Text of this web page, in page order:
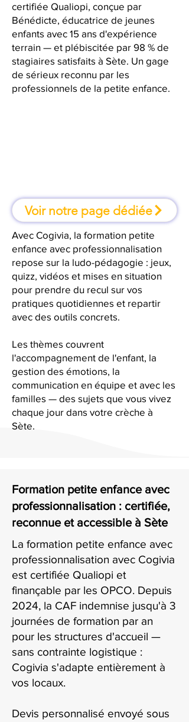
certifiée Qualiopi, conçue par
Bénédicte, éducatrice de jeunes
enfants avec 15 ans d'expérience
terrain — et plébiscitée par 98 % de
stagiaires satisfaits à Sète. Un gage
de sérieux reconnu par les
professionnels de la petite enfance.
Voir notre page dédiée
Avec Cogivia, la formation petite
enfance avec professionnalisation
repose sur la ludo-pédagogie : jeux,
quizz, vidéos et mises en situation
pour prendre du recul sur vos
pratiques quotidiennes et repartir
avec des outils concrets.
Les thèmes couvrent
l'accompagnement de l'enfant, la
gestion des émotions, la
communication en équipe et avec les
familles — des sujets que vous vivez
chaque jour dans votre crèche à
Sète.
Formation petite enfance avec
professionnalisation : certifiée,
reconnue et accessible à Sète
La formation petite enfance avec
professionnalisation avec Cogivia
est certifiée Qualiopi et
finançable par les OPCO. Depuis
2024, la CAF indemnise jusqu'à 3
journées de formation par an
pour les structures d'accueil —
sans contrainte logistique :
Cogivia s'adapte entièrement à
vos locaux.
Devis personnalisé envoyé sous